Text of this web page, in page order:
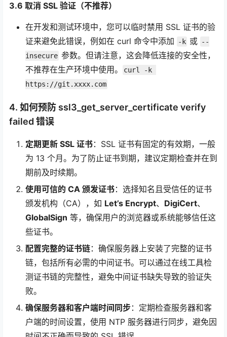
3.6 取消 SSL 验证（不推荐）
在开发和测试环境中，您可以临时禁用 SSL 证书的验
证来避免此错误，例如在 curl 命令中添加
-k 或 --
insecure 参数。但请注意，这会降低连接的安全性，
不推荐在生产环境中使用。
curl -k
https://git.xxxx.com
4. 如何预防 ssl3_get_server_certificate verify
failed 错误
定期更新 SSL 证书：SSL 证书有固定的有效期，一般
为 13 个月。为了防止证书到期，建议定期检查并在到
期前及时续期。
使用可信的 CA 颁发证书：选择知名且受信任的证书
颁发机构（CA），如 Let’s Encrypt、 DigiCert、
GlobalSign 等，确保用户的浏览器或系统能够信任这
些证书。
配置完整的证书链：确保服务器上安装了完整的证书
链，包括所有必需的中间证书。可以通过在线工具检
测证书链的完整性，避免中间证书缺失导致的验证失
败。
确保服务器和客户端时间同步：定期检查服务器和客
户端的时间设置，使用 NTP 服务器进行同步，避免因